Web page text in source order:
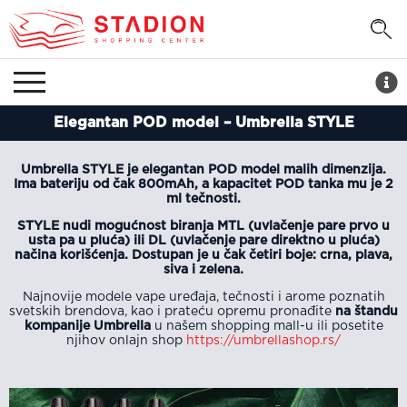
Elegantan POD model – Umbrella STYLE
Umbrella STYLE je elegantan POD model malih dimenzija.
Ima bateriju od čak 800mAh, a kapacitet POD tanka mu je 2
ml tečnosti.
STYLE nudi mogućnost biranja MTL (uvlačenje pare prvo u
usta pa u pluća) ili DL (uvlačenje pare direktno u pluća)
načina korišćenja. Dostupan je u čak četiri boje: crna, plava,
siva i zelena.
Najnovije modele vape uređaja, tečnosti i arome poznatih
svetskih brendova, kao i prateću opremu pronađite na štandu
kompanije Umbrellau našem shopping mall-u ili posetite
njihov onlajn shop https://umbrellashop.rs/